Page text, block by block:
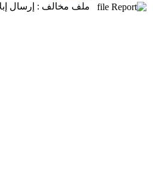
ملف مخالف : إرسال